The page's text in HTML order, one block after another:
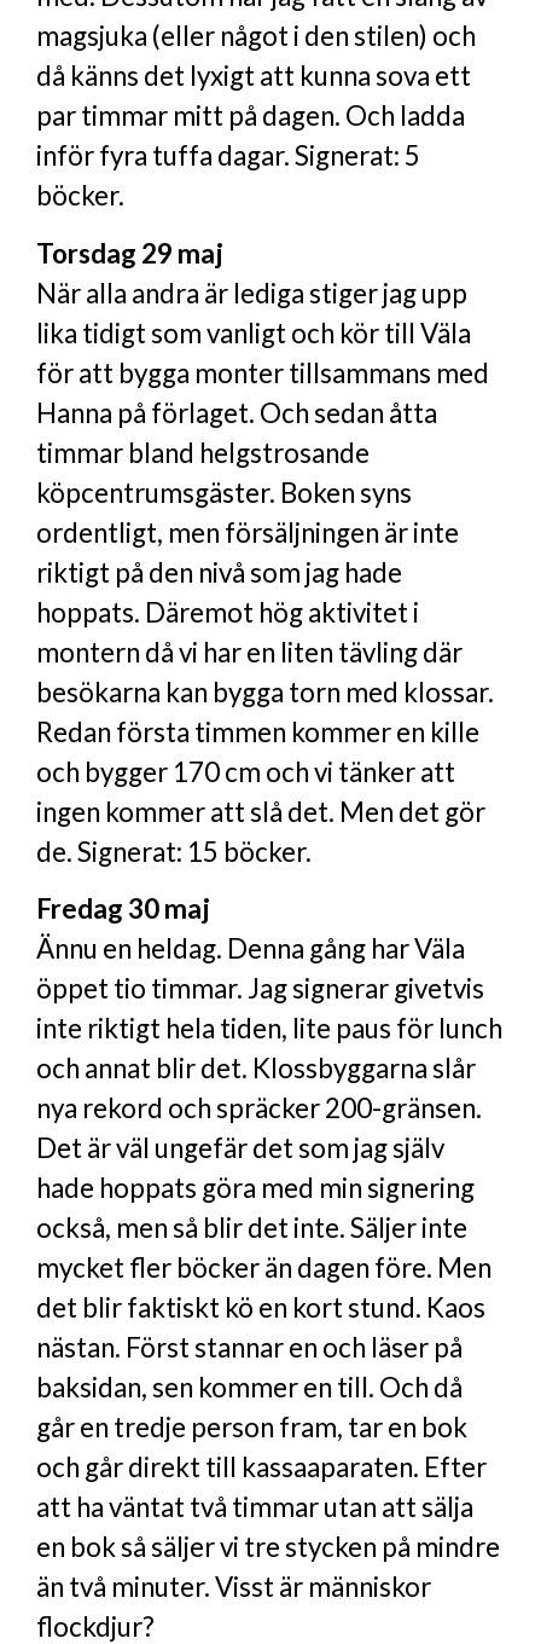
magsjuka (eller något i den stilen) och
då känns det lyxigt att kunna sova ett
par timmar mitt på dagen. Och ladda
inför fyra tuffa dagar. Signerat: 5
böcker.
Torsdag 29 maj
När alla andra är lediga stiger jag upp
lika tidigt som vanligt och kör till Väla
för att bygga monter tillsammans med
Hanna på förlaget. Och sedan åtta
timmar bland helgstrosande
köpcentrumsgäster. Boken syns
ordentligt, men försäljningen är inte
riktigt på den nivå som jag hade
hoppats. Däremot hög aktivitet i
montern då vi har en liten tävling där
besökarna kan bygga torn med klossar.
Redan första timmen kommer en kille
och bygger 170 cm och vi tänker att
ingen kommer att slå det. Men det gör
de. Signerat: 15 böcker.
Fredag 30 maj
Ännu en heldag. Denna gång har Väla
öppet tio timmar. Jag signerar givetvis
inte riktigt hela tiden, lite paus för lunch
och annat blir det. Klossbyggarna slår
nya rekord och spräcker 200-gränsen.
Det är väl ungefär det som jag själv
hade hoppats göra med min signering
också, men så blir det inte. Säljer inte
mycket fler böcker än dagen före. Men
det blir faktiskt kö en kort stund. Kaos
nästan. Först stannar en och läser på
baksidan, sen kommer en till. Och då
går en tredje person fram, tar en bok
och går direkt till kassaaparaten. Efter
att ha väntat två timmar utan att sälja
en bok så säljer vi tre stycken på mindre
än två minuter. Visst är människor
flockdjur?